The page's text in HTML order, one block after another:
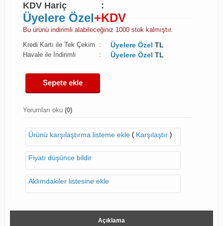
KDV Hariç :
Üyelere Özel+KDV
Bu ürünü indirimli alabileceğiniz 1000 stok kalmıştır.
Kredi Kartı ile Tek Çekim
: Üyelere Özel TL
Havale ile İndirimli : Üyelere Özel TL
Sepete ekle
Yorumları oku (0)
Ürünü karşılaştırma listeme ekle( Karşılaştır)
Fiyatı düşünce bildir
Aklımdakiler listesine ekle
Açıklama